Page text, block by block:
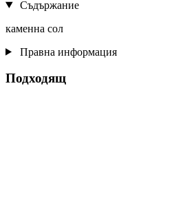
Съдържание
каменна сол
Правна информация
Подходящ